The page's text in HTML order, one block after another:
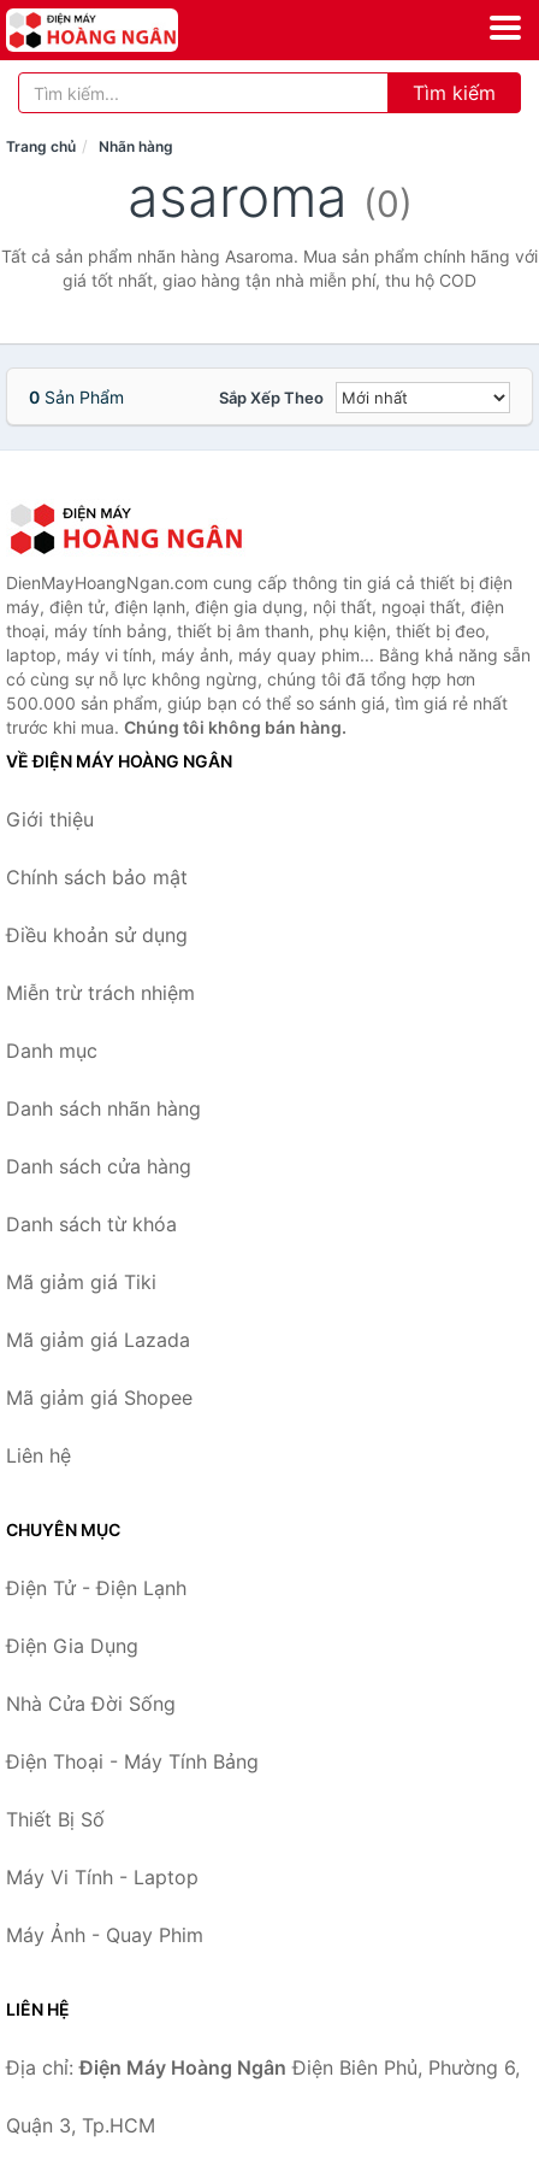
Tìm kiếm
Trang chủ Nhãn hàng
asaroma (0)
Tất cả sản phẩm nhãn hàng Asaroma. Mua sản phẩm chính hãng với
giá tốt nhất, giao hàng tận nhà miễn phí, thu hộ COD
0 Sản Phẩm Sắp Xếp Theo
DienMayHoangNgan.com cung cấp thông tin giá cả thiết bị điện
máy, điện tử, điện lạnh, điện gia dụng, nội thất, ngoại thất, điện
thoại, máy tính bảng, thiết bị âm thanh, phụ kiện, thiết bị đeo,
laptop, máy vi tính, máy ảnh, máy quay phim... Bằng khả năng sẵn
có cùng sự nỗ lực không ngừng, chúng tôi đã tổng hợp hơn
500.000 sản phẩm, giúp bạn có thể so sánh giá, tìm giá rẻ nhất
trước khi mua. Chúng tôi không bán hàng.
VỀ ĐIỆN MÁY HOÀNG NGÂN
Giới thiệu
Chính sách bảo mật
Điều khoản sử dụng
Miễn trừ trách nhiệm
Danh mục
Danh sách nhãn hàng
Danh sách cửa hàng
Danh sách từ khóa
Mã giảm giá Tiki
Mã giảm giá Lazada
Mã giảm giá Shopee
Liên hệ
CHUYÊN MỤC
Điện Tử - Điện Lạnh
Điện Gia Dụng
Nhà Cửa Đời Sống
Điện Thoại - Máy Tính Bảng
Thiết Bị Số
Máy Vi Tính - Laptop
Máy Ảnh - Quay Phim
LIÊN HỆ
Địa chỉ:Điện Máy Hoàng Ngân Điện Biên Phủ, Phường 6,
Quận 3, Tp.HCM